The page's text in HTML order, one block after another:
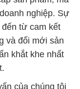
của chúng tôi
việc chọn
cầu sản xuất
công nghiệp
về chất